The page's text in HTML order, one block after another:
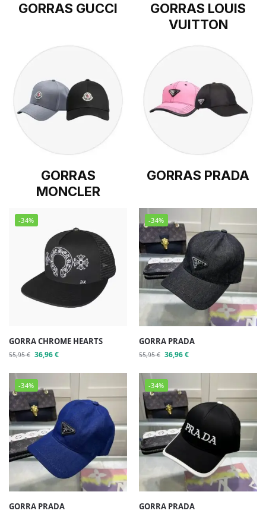
GORRAS GUCCI
GORRAS LOUIS
VUITTON
GORRAS
MONCLER
GORRAS PRADA
-34%
GORRA CHROME HEARTS
55,95€ 36,96€
-34%
GORRA PRADA
55,95€ 36,96€
-34%
GORRA PRADA
-34%
GORRA PRADA